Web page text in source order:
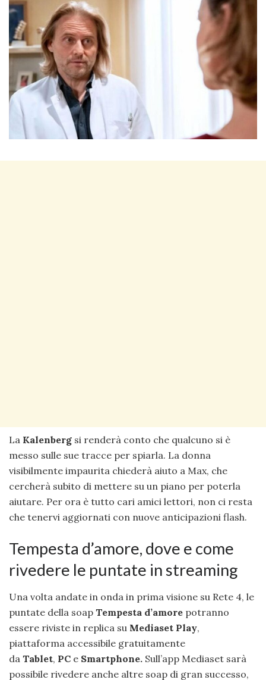
La Kalenberg si renderà conto che qualcuno si è
messo sulle sue tracce per spiarla. La donna
visibilmente impaurita chiederà aiuto a Max, che
cercherà subito di mettere su un piano per poterla
aiutare. Per ora è tutto cari amici lettori, non ci resta
che tenervi aggiornati con nuove anticipazioni flash.
Tempesta d’amore, dove e come
rivedere le puntate in streaming
Una volta andate in onda in prima visione su Rete 4, le
puntate della soap Tempesta d’amore potranno
essere riviste in replica su Mediaset Play,
piattaforma accessibile gratuitamente
da Tablet, PC e Smartphone. Sull’app Mediaset sarà
possibile rivedere anche altre soap di gran successo,